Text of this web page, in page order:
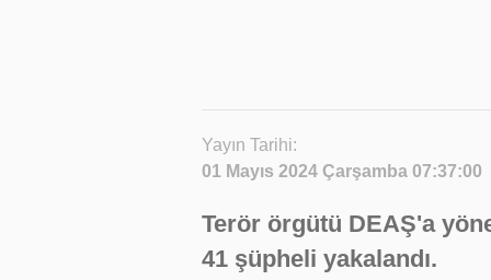
Yayın Tarihi:
01 Mayıs 2024 Çarşamba 07:37:00
Terör örgütü DEAŞ'a
41 şüpheli yakalandı.